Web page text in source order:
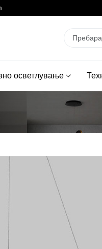
осветлување